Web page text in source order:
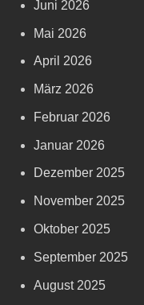
Juni 2026
Mai 2026
April 2026
März 2026
Februar 2026
Januar 2026
Dezember 2025
November 2025
Oktober 2025
September 2025
August 2025